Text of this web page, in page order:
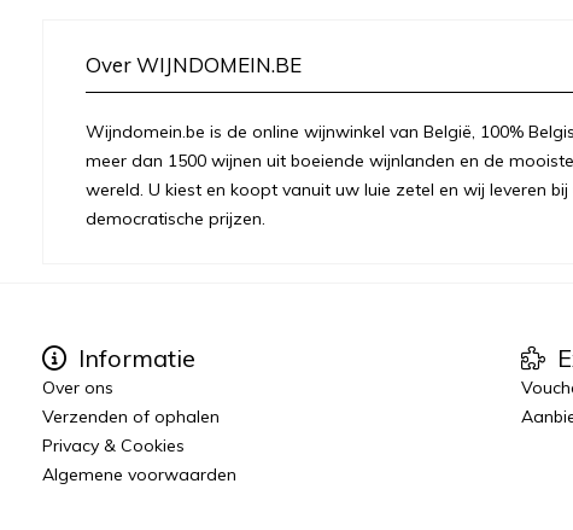
Over WIJNDOMEIN.BE
Wijndomein.be is de online wijnwinkel van België, 100%
meer dan 1500 wijnen uit boeiende wijnlanden en de
wereld. U kiest en koopt vanuit uw luie zetel en wij leveren
democratische prijzen.
Informatie
Over ons
Verzenden of ophalen
Privacy & Cookies
Algemene voorwaarden